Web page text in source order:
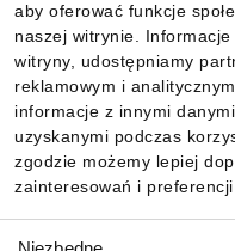
aby oferować funkcje
naszej witrynie.
witryny, udostępniamy
reklamowym i
informacje z innymi
uzyskanymi podczas
zgodzie możemy lepiej
zainteresowań i preferencji.
Informacje
Pobierz